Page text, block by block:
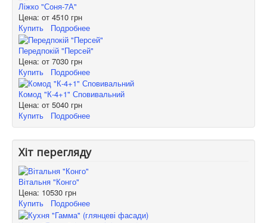
Ліжко "Соня-7А"
Цена: от 4510 грн
Купить
Подробнее
Передпокій "Персей"
Цена: от 7030 грн
Купить
Подробнее
Комод "К-4+1" Сповивальний
Цена: от 5040 грн
Купить
Подробнее
Хіт перегляду
Вітальня "Конго"
Цена: 10530 грн
Купить
Подробнее